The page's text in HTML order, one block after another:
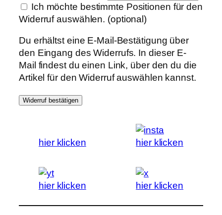
Ich möchte bestimmte Positionen für den
Widerruf auswählen. (optional)
Du erhältst eine E-Mail-Bestätigung über
den Eingang des Widerrufs. In dieser E-
Mail findest du einen Link, über den du die
Artikel für den Widerruf auswählen kannst.
Widerruf bestätigen
hier klicken hier klicken
hier klicken hier klicken